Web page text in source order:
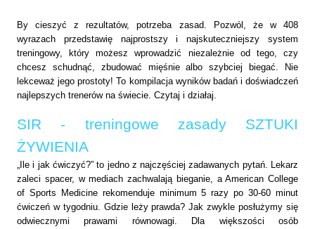
By cieszyć z rezultatów, potrzeba zasad. Pozwól, że w 408
wyrazach przedstawię najprostszy i najskuteczniejszy system
treningowy, który możesz wprowadzić niezależnie od tego, czy
chcesz schudnąć, zbudować mięśnie albo szybciej biegać. Nie
lekceważ jego prostoty! To kompilacja wyników badań i doświadczeń
najlepszych trenerów na świecie. Czytaj i działaj.
SIR - treningowe zasady SZTUKI
ŻYWIENIA
„Ile i jak ćwiczyć?” to jedno z najczęściej zadawanych pytań. Lekarz
zaleci spacer, w mediach zachwalają bieganie, a American College
of Sports Medicine rekomenduje minimum 5 razy po 30-60 minut
ćwiczeń w tygodniu. Gdzie leży prawda? Jak zwykle posłużymy się
odwiecznymi prawami równowagi. Dla większości osób